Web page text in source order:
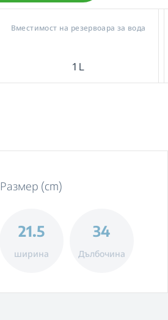
Вместимост на резервоара за вода
1 L
Размер (cm)
21.5
ширина
34
Дълбочина